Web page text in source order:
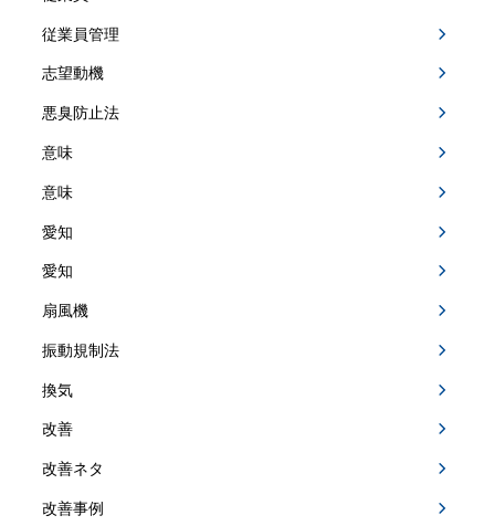
従業員管理
志望動機
悪臭防止法
意味
意味
愛知
愛知
扇風機
振動規制法
換気
改善
改善ネタ
改善事例